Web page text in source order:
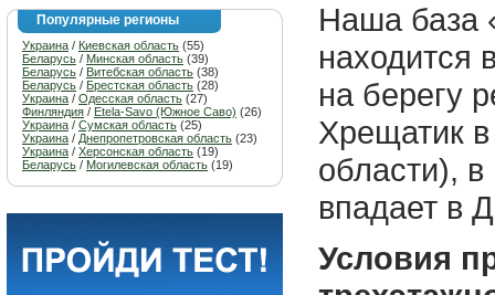
Популярные регионы
Украина / Киевская область (55)
Беларусь / Минская область (39)
Беларусь / Витебская область (38)
Беларусь / Брестская область (28)
Украина / Одесская область (27)
Финляндия / Etela-Savo (Южное Саво) (26)
Украина / Сумская область (25)
Украина / Днепропетровская область (23)
Украина / Херсонская область (19)
Беларусь / Могилевская область (19)
Наша база
находится
на берегу
Хрещатик
области), в
впадает в
Условия